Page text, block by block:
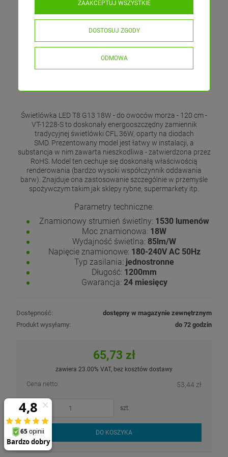
Świetlówka LED T8 G13 18W - do owoców morza - 120 cm -
VT-1228-S to doskonały energooszczędny zamiennik
tradycyjnej świetlówki CFL 36W, oparty na diodach
SMD. Prezentowany model jest łatwy w instalacji, a
substancja w nim zawarta nieszkodliwa - zatwierdzona przez
RoHS. Model ten cechuje się doskonałą właściwością
renderowania (bardzo wysoki współczynnik oddawania
barw). Znajduje ona zastosowanie szczególnie w przemyśle
spożywczym takim jak sklepy rybne, supermarkety itp.
Parametry techniczne:
Znamionowy strumień świetlny: 1530 lumenów
Moc znamionowa: 18W
Wydajność świetlna: 85lm/W
Napięcie znamionowe: 180-240V AC 50Hz
Typ zasilania: jednostronne
Długość: 1200mm
Gwarancja: 24 miesięcy
Dostępność:
dostępny w magazynie zewnętrznym
Produkt wysyłamy:
do 72 godzin
65,73 zł
zawiera 23.00% VAT, bez kosztów dostawy
Cena netto: 53,44 zł
szt.
DO KOSZYKA
ODMOWA
DOSTOSUJ ZGODY
ZAAKCEPTUJ WSZYSTKIE